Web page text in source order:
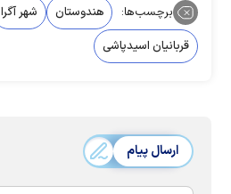
برچسب‌ها: هندوستان شهر آگرا
قربانیان اسیدپاشی
ارسال پیام